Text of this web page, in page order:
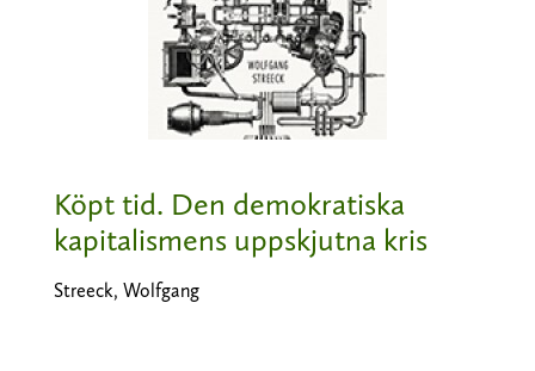
Köpt tid. Den demokratiska
kapitalismens uppskjutna kris
Streeck, Wolfgang